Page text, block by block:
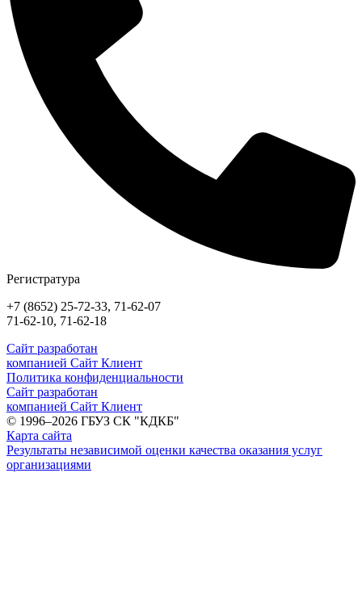
Регистратура
+7 (8652) 25-72-33, 71-62-07
71-62-10, 71-62-18
Сайт разработан
компанией Сайт Клиент
Политика конфиденциальности
Сайт разработан
компанией Сайт Клиент
© 1996–2026 ГБУЗ СК "КДКБ"
Карта сайта
Результаты независимой оценки качества оказания услуг
организациями